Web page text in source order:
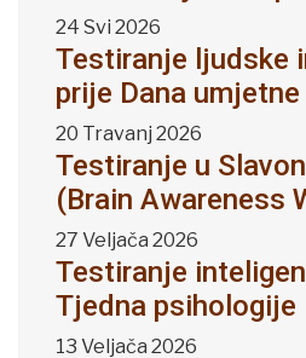
24 Svi 2026
Testiranje ljudske
prije Dana
20 Travanj 2026
Testiranje u
(Brain Awareness
27 Veljača 2026
Testiranje
Tjedna psihologije
13 Veljača 2026